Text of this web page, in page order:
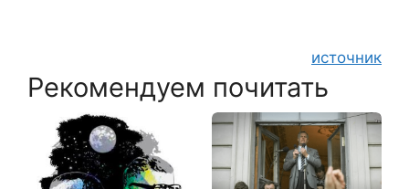
источник
Рекомендуем почитать